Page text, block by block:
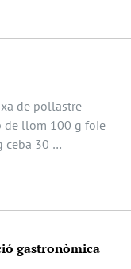
de pollastre
de llom 100 g foie
ceba 30 …
gastronòmica